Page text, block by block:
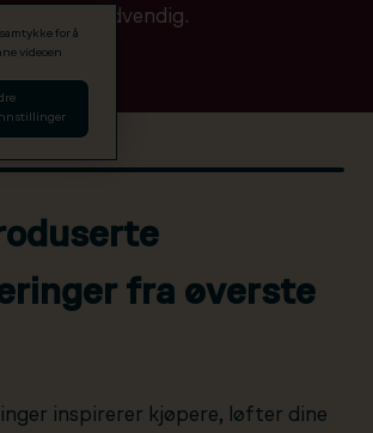
nødvendig.
for å
videoen
fra øverste
inspirerer kjøpere, løfter dine